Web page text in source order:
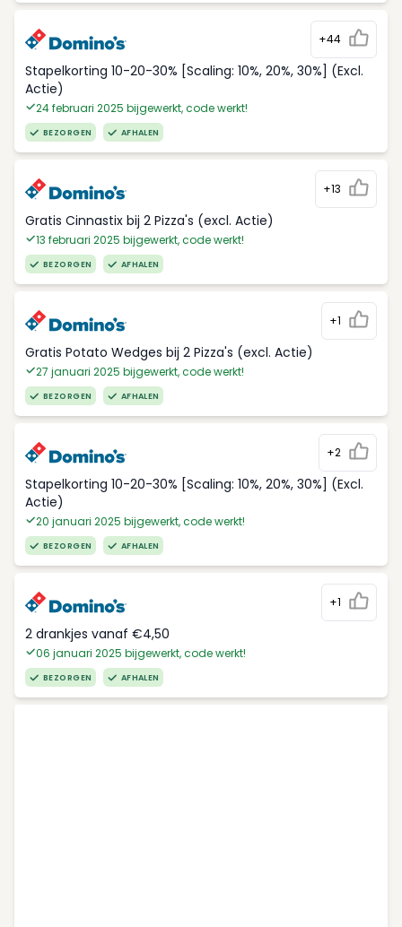
+44
Stapelkorting 10-20-30% [Scaling: 10%, 20%, 30%] (Excl.
Actie)
24 februari 2025 bijgewerkt, code werkt!
BEZORGEN AFHALEN
+13
Gratis Cinnastix bij 2 Pizza's (excl. Actie)
13 februari 2025 bijgewerkt, code werkt!
BEZORGEN AFHALEN
+1
Gratis Potato Wedges bij 2 Pizza's (excl. Actie)
27 januari 2025 bijgewerkt, code werkt!
BEZORGEN AFHALEN
+2
Stapelkorting 10-20-30% [Scaling: 10%, 20%, 30%] (Excl.
Actie)
20 januari 2025 bijgewerkt, code werkt!
BEZORGEN AFHALEN
+1
2 drankjes vanaf €4,50
06 januari 2025 bijgewerkt, code werkt!
BEZORGEN AFHALEN